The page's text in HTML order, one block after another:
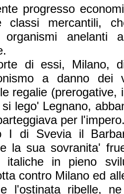
progresso
classi mercantili,
organismi anelanti
di essi, Milano,
a danno dei
regalie (prerogative,
lego' Legnano,
per
I di Svevia il
la sua sovranita'
italiche in pieno
contro Milano ed
l'ostinata ribelle,